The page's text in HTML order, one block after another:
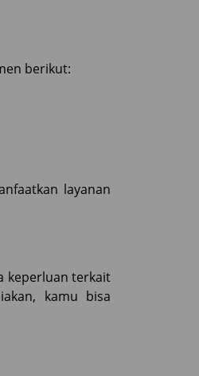
berikut:
layanan
keperluan terkait
kamu bisa